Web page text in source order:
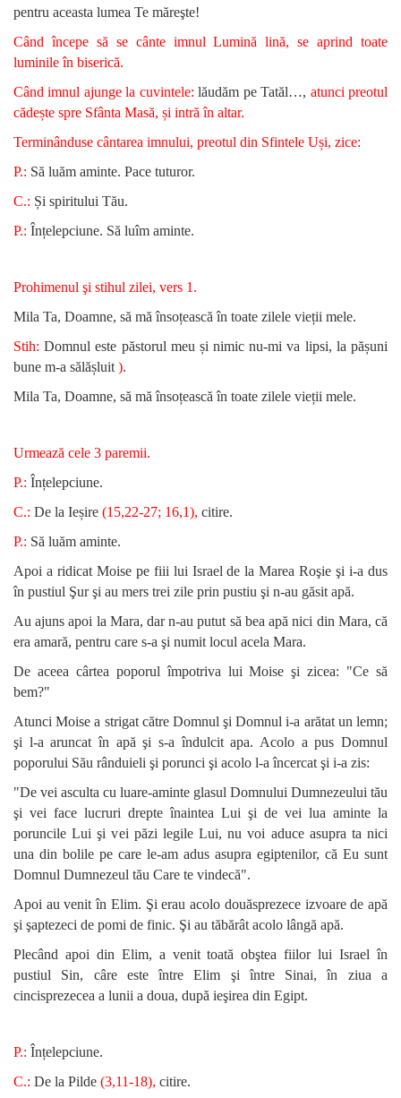
pentru aceasta lumea Te măreşte!
Când începe să se cânte imnul Lumină lină, se aprind toate
luminile în biserică.
Când imnul ajunge la cuvintele:lăudăm pe Tatăl…, atunci preotul
cădește spre Sfânta Masă, și intră în altar.
Terminânduse cântarea imnului, preotul din Sfintele Uși, zice:
P.: Să luăm aminte. Pace tuturor.
C.: Și spiritului Tău.
P.: Înțelepciune. Să luîm aminte.
Prohimenul şi stihul zilei, vers 1.
Mila Ta, Doamne, să mă însoțească în toate zilele vieții mele.
Stih: Domnul este păstorul meu și nimic nu-mi va lipsi, la pășuni
bune m-a sălășluit ).
Mila Ta, Doamne, să mă însoțească în toate zilele vieții mele.
Urmează cele 3 paremii.
P.: Înțelepciune.
C.: De la Ieșire (15,22-27; 16,1), citire.
P.: Să luăm aminte.
Apoi a ridicat Moise pe fiii lui Israel de la Marea Roşie şi i-a dus
în pustiul Şur şi au mers trei zile prin pustiu şi n-au găsit apă.
Au ajuns apoi la Mara, dar n-au putut să bea apă nici din Mara, că
era amară, pentru care s-a şi numit locul acela Mara.
De aceea cârtea poporul împotriva lui Moise şi zicea: "Ce să
bem?"
Atunci Moise a strigat către Domnul şi Domnul i-a arătat un lemn;
şi l-a aruncat în apă şi s-a îndulcit apa. Acolo a pus Domnul
poporului Său rânduieli şi porunci şi acolo l-a încercat şi i-a zis:
"De vei asculta cu luare-aminte glasul Domnului Dumnezeului tău
şi vei face lucruri drepte înaintea Lui şi de vei lua aminte la
poruncile Lui şi vei păzi legile Lui, nu voi aduce asupra ta nici
una din bolile pe care le-am adus asupra egiptenilor, că Eu sunt
Domnul Dumnezeul tău Care te vindecă".
Apoi au venit în Elim. Şi erau acolo douăsprezece izvoare de apă
şi şaptezeci de pomi de finic. Şi au tăbărât acolo lângă apă.
Plecând apoi din Elim, a venit toată obştea fiilor lui Israel în
pustiul Sin, câre este între Elim şi între Sinai, în ziua a
cincisprezecea a lunii a doua, după ieşirea din Egipt.
P.: Înțelepciune.
C.: De la Pilde (3,11-18), citire.